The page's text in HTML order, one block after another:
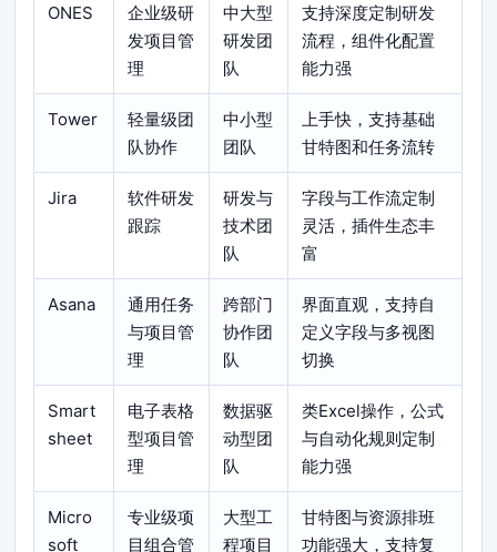
ONES
企业级研
发项目管
理
中大型
研发团
队
支持深度定制研发
流程，组件化配置
能力强
Tower
轻量级团
队协作
中小型
团队
上手快，支持基础
甘特图和任务流转
Jira
软件研发
跟踪
研发与
技术团
队
字段与工作流定制
灵活，插件生态丰
富
Asana
通用任务
与项目管
理
跨部门
协作团
队
界面直观，支持自
定义字段与多视图
切换
Smart
sheet
电子表格
型项目管
理
数据驱
动型团
队
类Excel操作，公式
与自动化规则定制
能力强
Micro
soft
专业级项
目组合管
大型工
程项目
甘特图与资源排班
功能强大，支持复